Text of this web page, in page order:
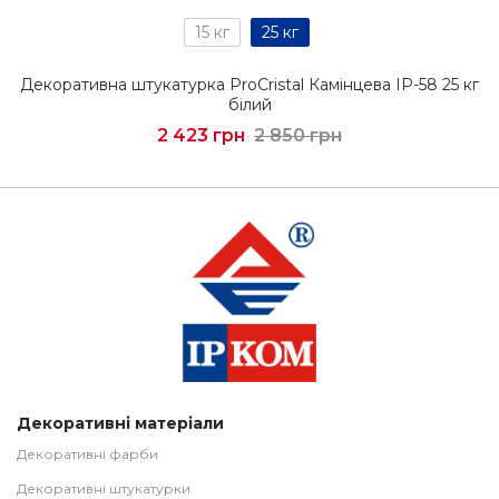
15 кг 25 кг
Декоративна штукатурка ProCristal Камінцева IР-58 25 кг
білий
2 423 грн 2 850 грн
Декоративні матеріали
Декоративні фарби
Декоративні штукатурки